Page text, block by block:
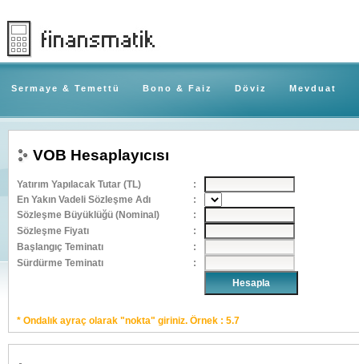
Sermaye & Temettü Bono & Faiz Döviz Mevduat
VOB Hesaplayıcısı
Yatırım Yapılacak Tutar (TL)
:
En Yakın Vadeli Sözleşme Adı
:
Sözleşme Büyüklüğü (Nominal)
:
Sözleşme Fiyatı
:
Başlangıç Teminatı
:
Sürdürme Teminatı
:
* Ondalık ayraç olarak "nokta" giriniz. Örnek : 5.7